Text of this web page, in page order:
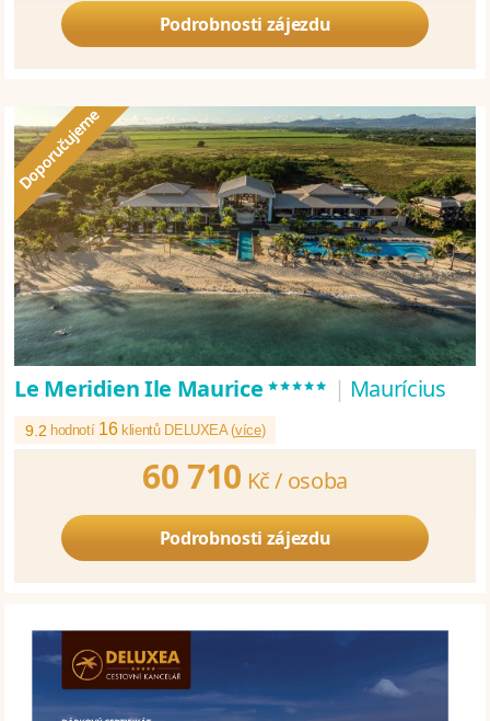
Podrobnosti zájezdu
Le Meridien Ile Maurice***** | Maurícius
9.2 hodnotí 16klientů DELUXEA (více)
60 710 Kč / osoba
Podrobnosti zájezdu